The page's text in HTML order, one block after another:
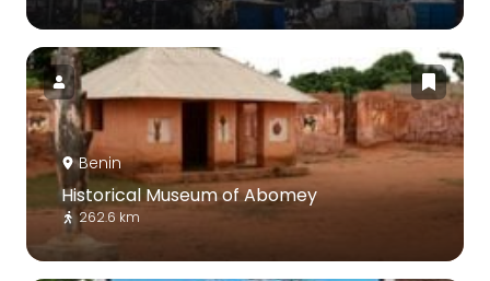
Benin
Historical Museum of Abomey
262.6 km